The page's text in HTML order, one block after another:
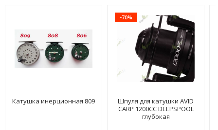
Катушка инерционная 809
-70%
Шпуля для катушки AVID
CARP 1200СС DEEPSPOOL
глубокая